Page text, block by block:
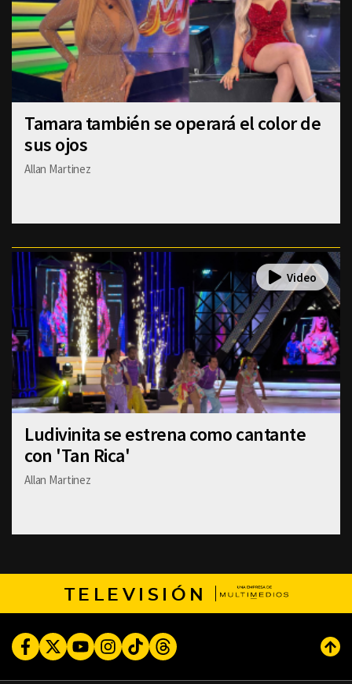
Tamara también se operará el color de
sus ojos
Allan Martinez
Ludivinita se estrena como cantante
con 'Tan Rica'
Allan Martinez
TELEVISIÓN
FacebookTwitterYoutubeInstagram
TikTokThreads